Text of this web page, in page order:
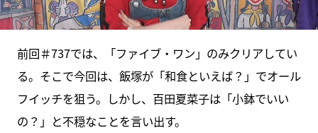
前回＃737では、「ファイブ・ワン」のみクリアしてい
る。そこで今回は、飯塚が「和食といえば？」でオール
フイッチを狙う。しかし、百田夏菜子は「小鉢でいい
の？」と不穏なことを言い出す。